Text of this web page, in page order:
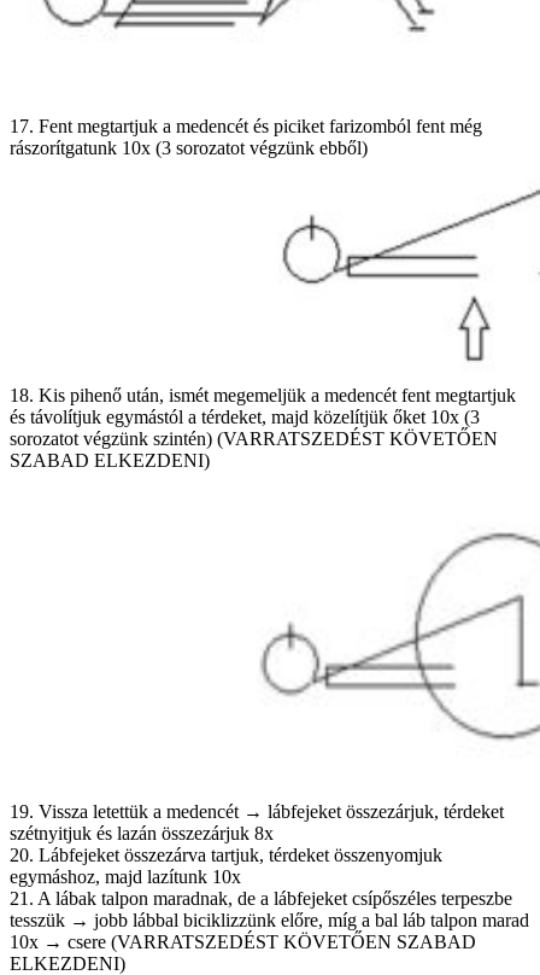
17. Fent megtartjuk a medencét és piciket farizomból fent még
rászorítgatunk 10x (3 sorozatot végzünk ebből)
18. Kis pihenő után, ismét megemeljük a medencét fent megtartjuk
és távolítjuk egymástól a térdeket, majd közelítjük őket 10x (3
sorozatot végzünk szintén) (VARRATSZEDÉST KÖVETŐEN
SZABAD ELKEZDENI)
19. Vissza letettük a medencét → lábfejeket összezárjuk, térdeket
szétnyitjuk és lazán összezárjuk 8x
20. Lábfejeket összezárva tartjuk, térdeket összenyomjuk
egymáshoz, majd lazítunk 10x
21. A lábak talpon maradnak, de a lábfejeket csípőszéles terpeszbe
tesszük → jobb lábbal biciklizzünk előre, míg a bal láb talpon marad
10x → csere (VARRATSZEDÉST KÖVETŐEN SZABAD
ELKEZDENI)